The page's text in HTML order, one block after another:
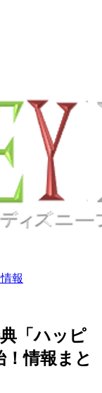
報
「ハッピ
！情報まと